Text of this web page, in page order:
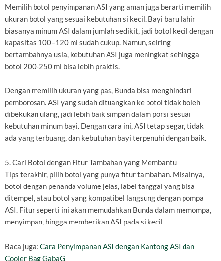
Memilih botol penyimpanan ASI yang aman juga berarti memilih
ukuran botol yang sesuai kebutuhan si kecil. Bayi baru lahir
biasanya minum ASI dalam jumlah sedikit, jadi botol kecil dengan
kapasitas 100–120 ml sudah cukup. Namun, seiring
bertambahnya usia, kebutuhan ASI juga meningkat sehingga
botol 200-250 ml bisa lebih praktis.
Dengan memilih ukuran yang pas, Bunda bisa menghindari
pemborosan. ASI yang sudah dituangkan ke botol tidak boleh
dibekukan ulang, jadi lebih baik simpan dalam porsi sesuai
kebutuhan minum bayi. Dengan cara ini, ASI tetap segar, tidak
ada yang terbuang, dan kebutuhan bayi terpenuhi dengan baik.
5. Cari Botol dengan Fitur Tambahan yang Membantu
Tips terakhir, pilih botol yang punya fitur tambahan. Misalnya,
botol dengan penanda volume jelas, label tanggal yang bisa
ditempel, atau botol yang kompatibel langsung dengan pompa
ASI. Fitur seperti ini akan memudahkan Bunda dalam memompa,
menyimpan, hingga memberikan ASI pada si kecil.
Baca juga: Cara Penyimpanan ASI dengan Kantong ASI dan
Cooler Bag GabaG